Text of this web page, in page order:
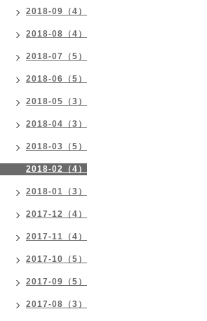
2018-09（4）
2018-08（4）
2018-07（5）
2018-06（5）
2018-05（3）
2018-04（3）
2018-03（5）
2018-02（4）
2018-01（3）
2017-12（4）
2017-11（4）
2017-10（5）
2017-09（5）
2017-08（3）